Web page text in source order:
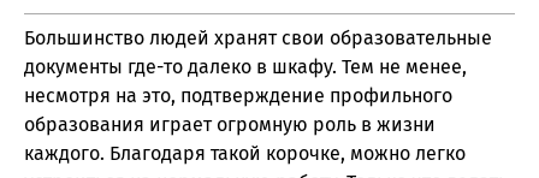
Большинство людей хранят свои образовательные
документы где-то далеко в шкафу. Тем не менее,
несмотря на это, подтверждение профильного
образования играет огромную роль в жизни
каждого. Благодаря такой корочке, можно легко